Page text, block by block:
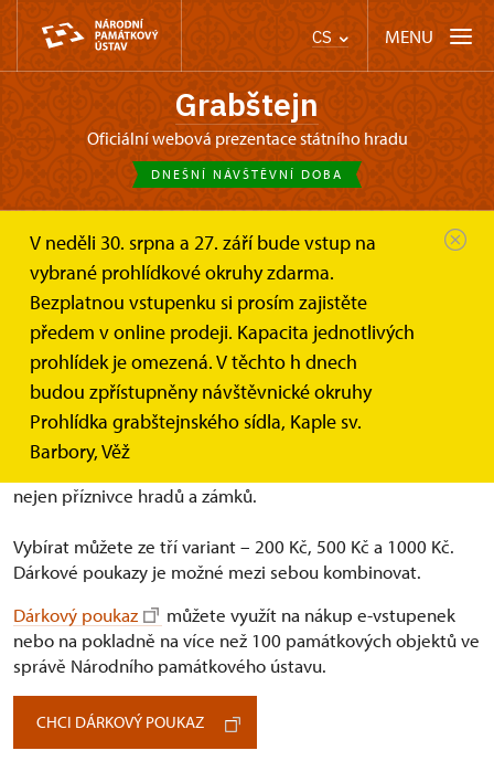
CS MENU
Grabštejn
oficiální webová prezentace státního hradu
DNEŠNÍ NÁVŠTĚVNÍ DOBA
V neděli 30. srpna a 27. září bude vstup na
vybrané prohlídkové okruhy zdarma.
Bezplatnou vstupenku si prosím zajistěte
předem v online prodeji. Kapacita jednotlivých
prohlídek je omezená. V těchto h dnech
budou zpřístupněny návštěvnické okruhy
Prohlídka grabštejnského sídla, Kaple sv.
Barbory, Věž
Grabštejn
Online vstupenky a dárkové poukazy
Dárkové poukazy
Dárkové poukazy
Darujte svým blízkým zážitek. Naplánujte jim výlet na
památku!
Originální dárek pro každou příležitost. Dárek, který potěší
nejen příznivce hradů a zámků.
Vybírat můžete ze tří variant –⁠ 200 Kč, 500 Kč a 1000 Kč.
Dárkové poukazy je možné mezi sebou kombinovat.
Dárkový poukaz
můžete využít na nákup e-vstupenek
nebo na pokladně na více než 100 památkových objektů ve
správě Národního památkového ústavu.
CHCI DÁRKOVÝ POUKAZ